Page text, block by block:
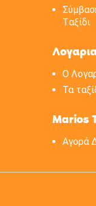
Tαξίδι
Ο
Τα
Marios
Αγορά